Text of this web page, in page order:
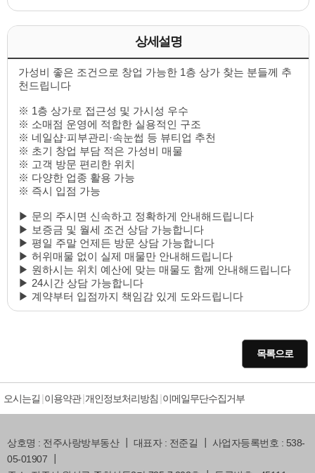
상세설명
가성비 좋은 조건으로 창업 가능한 1층 상가 찾는 분들께 추
천드립니다
※ 1층 상가로 접근성 및 가시성 우수
※ 소매점 운영에 적합한 실용적인 구조
※ 네일샵·피부관리·속눈썹 등 뷰티업 추천
※ 초기 창업 부담 적은 가성비 매물
※ 고객 방문 편리한 위치
※ 다양한 업종 활용 가능
※ 즉시 입점 가능
▶ 문의 주시면 신속하고 정확하게 안내해드립니다
▶ 보증금 및 월세 조건 상담 가능합니다
▶ 평일 주말 언제든 방문 상담 가능합니다
▶ 허위매물 없이 실제 매물만 안내해드립니다
▶ 원하시는 위치 예산에 맞는 매물도 함께 안내해드립니다
▶ 24시간 상담 가능합니다
▶ 계약부터 입점까지 책임감 있게 도와드립니다
목록으로
오시는길 이용약관 개인정보처리방침 이메일무단수집거부
상호명 : 전주사랑방부동산 ┃ 대표자 : 전준길 ┃ 사업자등록번호 : 538-
05-01907 ┃